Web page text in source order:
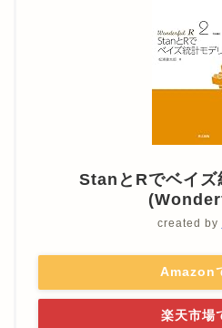
StanとRでベイズ
created by
Amazon
楽天市場